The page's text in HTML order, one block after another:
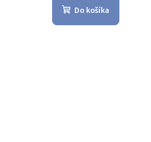
Do košíka